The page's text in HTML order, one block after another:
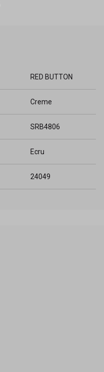
RED BUTTON
Creme
SRB4806
Ecru
24049